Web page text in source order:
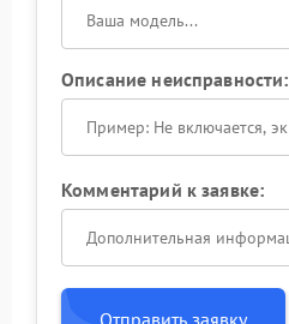
Описание неисправности:
Комментарий к заявке:
Отправить заявку